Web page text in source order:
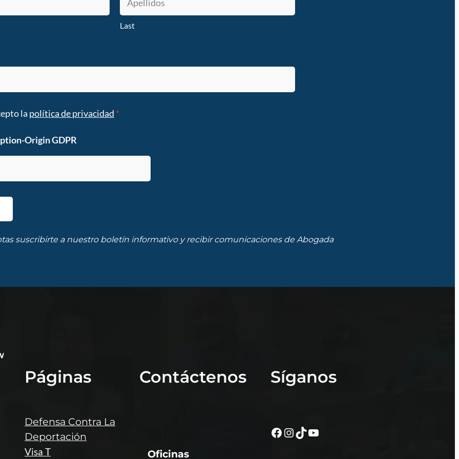
Last
la política de privacidad *
Origin GDPR
suscribirte a nuestro boletín informativo y recibir comunicaciones de Abogada
Páginas
Defensa Contra La
Deportación
Visa T
Contáctenos
Oficinas
Síganos
Facebook Instagram TikTok YouTube